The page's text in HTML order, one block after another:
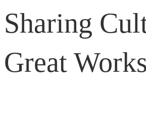
Sharing
Great